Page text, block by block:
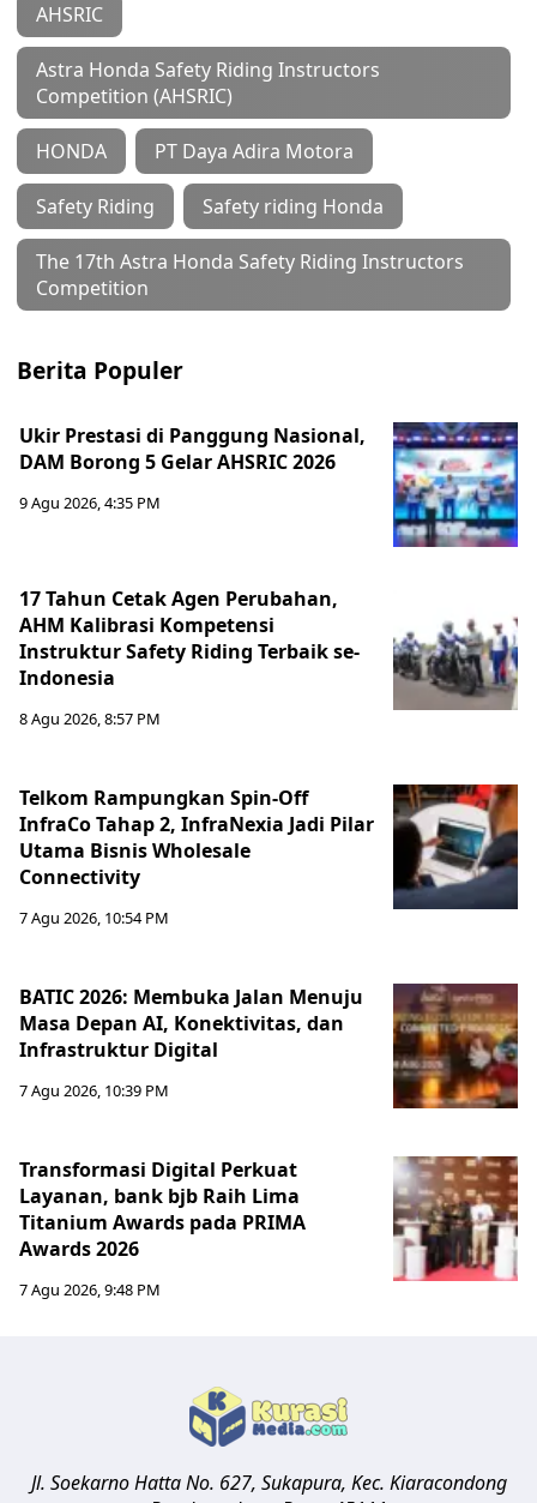
AHSRIC
Astra Honda Safety Riding Instructors
Competition (AHSRIC)
HONDA PT Daya Adira Motora
Safety Riding Safety riding Honda
The 17th Astra Honda Safety Riding Instructors
Competition
Berita Populer
Ukir Prestasi di Panggung Nasional,
DAM Borong 5 Gelar AHSRIC 2026
9 Agu 2026, 4:35 PM
17 Tahun Cetak Agen Perubahan,
AHM Kalibrasi Kompetensi
Instruktur Safety Riding Terbaik se-
Indonesia
8 Agu 2026, 8:57 PM
Telkom Rampungkan Spin-Off
InfraCo Tahap 2, InfraNexia Jadi Pilar
Utama Bisnis Wholesale
Connectivity
7 Agu 2026, 10:54 PM
BATIC 2026: Membuka Jalan Menuju
Masa Depan AI, Konektivitas, dan
Infrastruktur Digital
7 Agu 2026, 10:39 PM
Transformasi Digital Perkuat
Layanan, bank bjb Raih Lima
Titanium Awards pada PRIMA
Awards 2026
7 Agu 2026, 9:48 PM
Jl. Soekarno Hatta No. 627, Sukapura, Kec. Kiaracondong